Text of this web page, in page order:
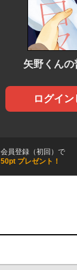
矢野くんの
ログイ
会員登録（初回）で
50pt プレゼント！